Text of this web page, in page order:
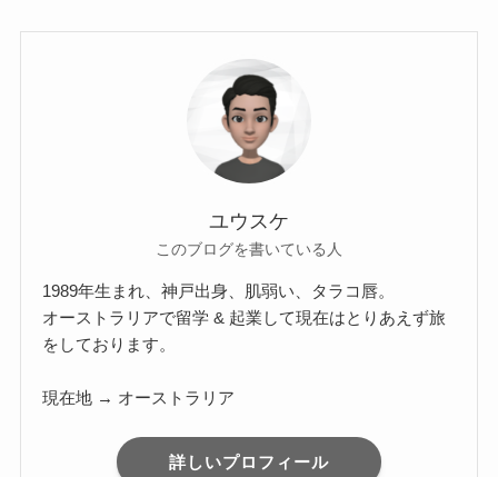
ユウスケ
このブログを書いている人
1989年生まれ、神戸出身、肌弱い、タラコ唇。
オーストラリアで留学 & 起業して現在はとりあえず旅
をしております。
現在地 → オーストラリア
詳しいプロフィール